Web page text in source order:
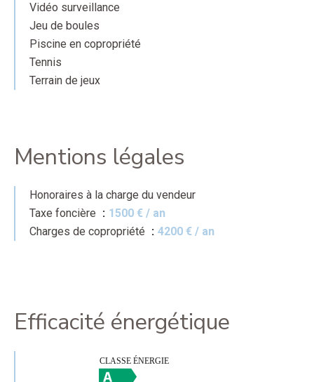
Vidéo surveillance
Jeu de boules
Piscine en copropriété
Tennis
Terrain de jeux
Mentions légales
Honoraires à la charge du vendeur
Taxe foncière
1500 € / an
Charges de copropriété
4200 € / an
Efficacité énergétique